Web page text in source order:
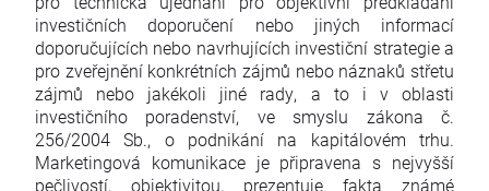
investičních doporučení nebo jiných informací
doporučujících nebo navrhujících investiční strategie a
pro zveřejnění konkrétních zájmů nebo náznaků střetu
zájmů nebo jakékoli jiné rady, a to i v oblasti
investičního poradenství, ve smyslu zákona č.
256/2004 Sb., o podnikání na kapitálovém trhu.
Marketingová komunikace je připravena s nejvyšší
pečlivostí, objektivitou, prezentuje fakta známé